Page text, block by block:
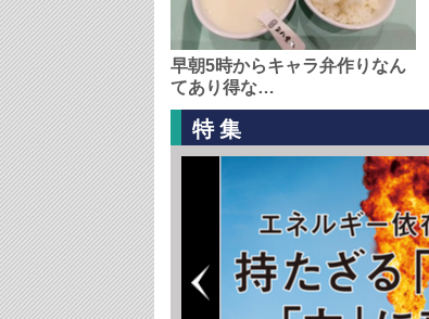
早朝5時からキャラ弁作りなん
てあり得な…
特集